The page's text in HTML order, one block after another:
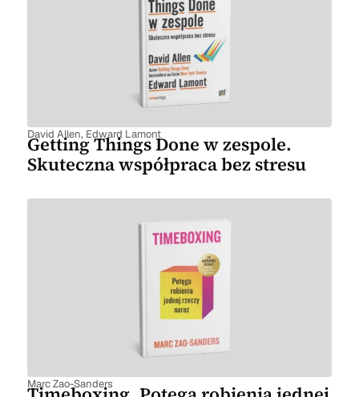
David Allen, Edward Lamont
Getting Things Done w zespole.
Skuteczna współpraca bez stresu
Marc Zao-Sanders